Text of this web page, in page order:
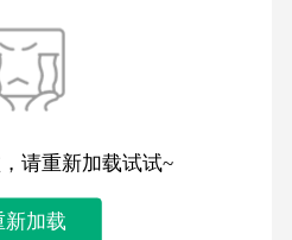
请重新加载试试~
新加载